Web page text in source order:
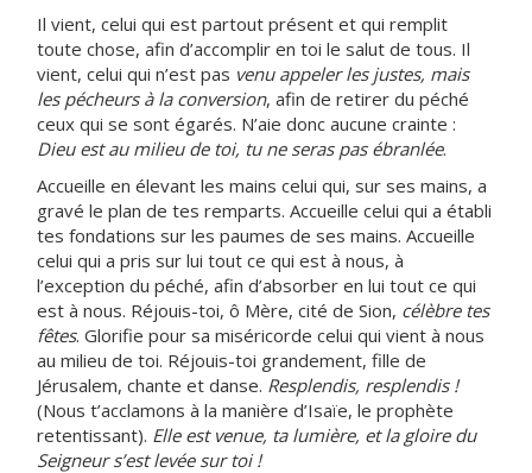
Il vient, celui qui est partout présent et qui remplit
toute chose, afin d’accomplir en toi le salut de tous. Il
vient, celui qui n’est pas venu appeler les justes, mais
les pécheurs à la conversion, afin de retirer du péché
ceux qui se sont égarés. N’aie donc aucune crainte :
Dieu est au milieu de toi, tu ne seras pas ébranlée.
Accueille en élevant les mains celui qui, sur ses mains, a
gravé le plan de tes remparts. Accueille celui qui a établi
tes fondations sur les paumes de ses mains. Accueille
celui qui a pris sur lui tout ce qui est à nous, à
l’exception du péché, afin d’absorber en lui tout ce qui
est à nous. Réjouis-toi, ô Mère, cité de Sion, célèbre tes
fêtes. Glorifie pour sa miséricorde celui qui vient à nous
au milieu de toi. Réjouis-toi grandement, fille de
Jérusalem, chante et danse. Resplendis, resplendis !
(Nous t’acclamons à la manière d’Isaïe, le prophète
retentissant). Elle est venue, ta lumière, et la gloire du
Seigneur s’est levée sur toi !